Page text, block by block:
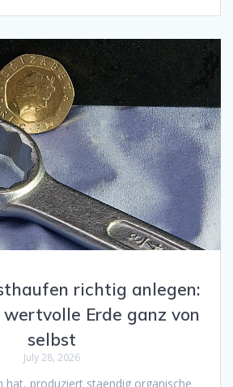
richtig anlegen:
Erde ganz von
selbst
July 28, 2026
hat, produziert staendig organische